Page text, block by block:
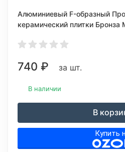
Алюминиевый F-образный
керамический плитки
740 ₽ за шт.
В наличии
В
Купить